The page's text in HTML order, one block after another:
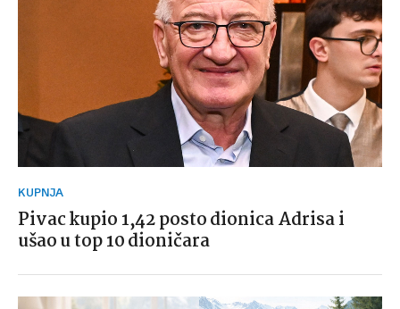
KUPNJA
Pivac kupio 1,42 posto dionica Adrisa i
ušao u top 10 dioničara